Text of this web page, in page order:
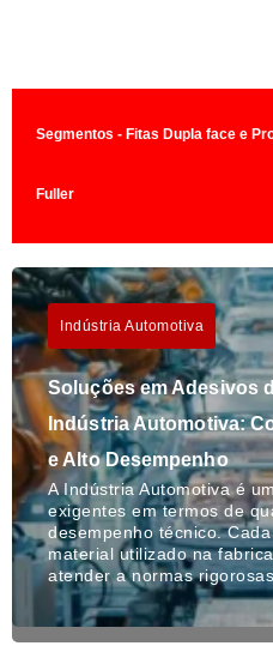
Segmentos - Fitas Dupla face e
Fuller
Indústria Automotiva
Soluções em Adesivos
Indústria Automotiva:
e Alto Desempenho
A Indústria Automotiva é
exigentes em termos de
desempenho técnico.
material utilizado na
atender a normas